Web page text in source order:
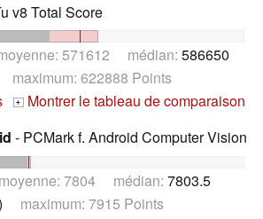
v8 Total Score
571612 médian: 586650
maximum: 622888 Points
+ Montrer le tableau de comparaison
- PCMark f. Android Computer Vision
7804 médian: 7803.5
maximum: 7915 Points